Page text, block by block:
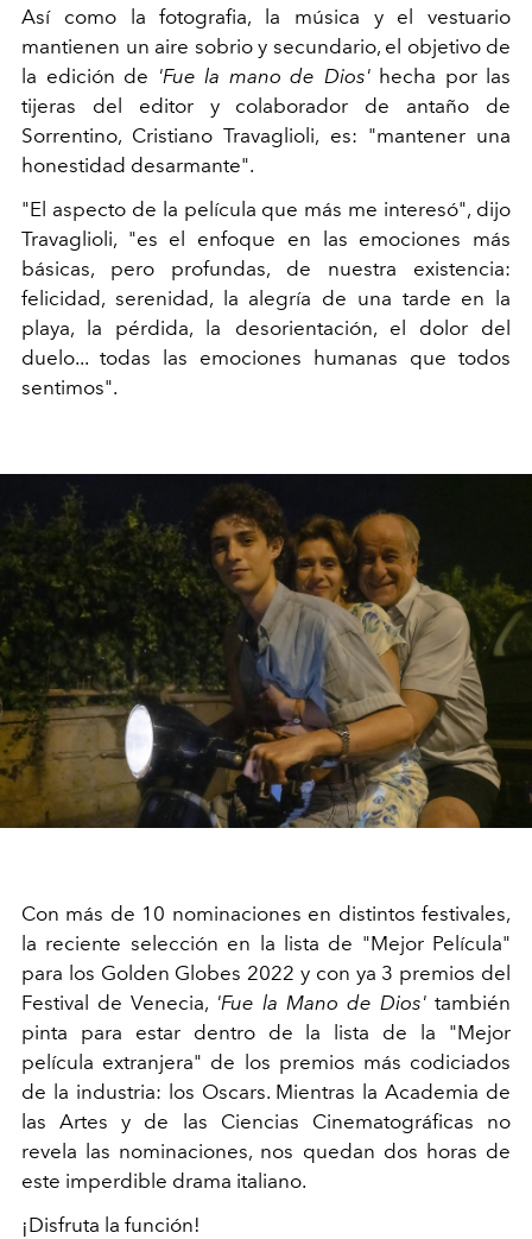
Así como la fotografia, la música y el vestuario
mantienen un aire sobrio y secundario, el objetivo de
la edición de 'Fue la mano de Dios'hecha por las
tijeras del editor y colaborador de antaño de
Sorrentino, Cristiano Travaglioli, es: "mantener una
honestidad desarmante".
"El aspecto de la película que más me interesó", dijo
Travaglioli, "es el enfoque en las emociones más
básicas, pero profundas, de nuestra existencia:
felicidad, serenidad, la alegría de una tarde en la
playa, la pérdida, la desorientación, el dolor del
duelo... todas las emociones humanas que todos
sentimos".
Con más de 10 nominaciones en distintos festivales,
la reciente selección en la lista de "Mejor Película"
para los Golden Globes 2022 y con ya 3 premios del
Festival de Venecia, 'Fue la Mano de Dios' también
pinta para estar dentro de la lista de la "Mejor
película extranjera" de los premios más codiciados
de la industria: los Oscars. Mientras la Academia de
las Artes y de las Ciencias Cinematográficas no
revela las nominaciones, nos quedan dos horas de
este imperdible drama italiano.
¡Disfruta la función!